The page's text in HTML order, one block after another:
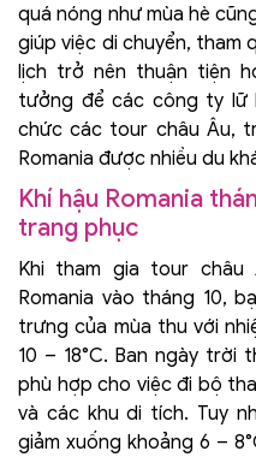
quá nóng như mùa hè
giúp việc di chuyển, tham
lịch trở nên thuận tiện
tưởng để các công ty lữ
chức các tour châu Âu,
Romania được nhiều du
Khí hậu Romania
trang phục
Khi tham gia tour châu
Romania vào tháng 10,
trưng của mùa thu với
10 – 18°C. Ban ngày trời
phù hợp cho việc đi bộ
và các khu di tích. Tuy
giảm xuống khoảng 6 –